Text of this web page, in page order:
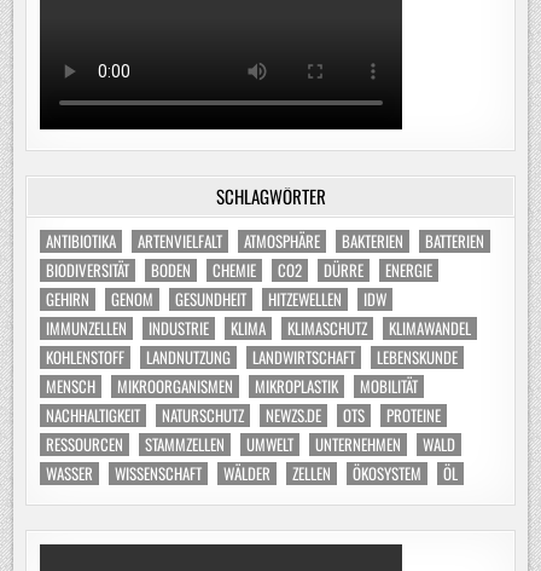
SCHLAGWÖRTER
ANTIBIOTIKA ARTENVIELFALT ATMOSPHÄRE BAKTERIEN
BATTERIEN
BIODIVERSITÄT
BODEN CHEMIE CO2 DÜRRE
ENERGIE
GEHIRN
GENOM GESUNDHEIT HITZEWELLEN
IDW
IMMUNZELLEN
INDUSTRIE KLIMA KLIMASCHUTZ
KLIMAWANDEL
KOHLENSTOFF
LANDNUTZUNG LANDWIRTSCHAFT
LEBENSKUNDE
MENSCH
MIKROORGANISMEN MIKROPLASTIK
MOBILITÄT
NACHHALTIGKEIT
NATURSCHUTZ NEWZS.DE OTS
PROTEINE
RESSOURCEN
STAMMZELLEN UMWELT UNTERNEHMEN
WALD
WASSER
WISSENSCHAFT WÄLDER ZELLEN ÖKOSYSTEM ÖL